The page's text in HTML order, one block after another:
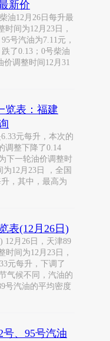
新价
油12月26日每升最
间为12月23日，
号汽油为7.11元，
了0.13；0号柴油
价调整时间12月31
览表：福建
元每升，本次的
调整下降了0.14
下一轮油价调整时
12月23日 ，全国
，其中，最高为
表(12月26日)
12月26日，天津89
时间为12月23日，
元每升，下调了
气候不同，汽油的
号汽油的平均密度
、95号汽油